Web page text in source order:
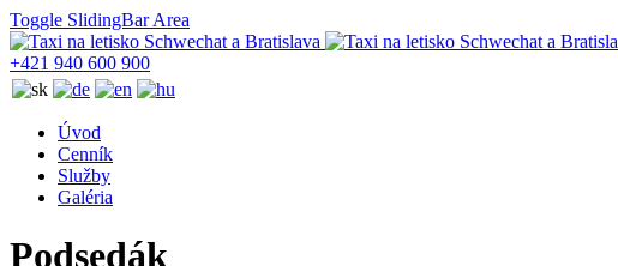
Toggle SlidingBar Area
+421 940 600 900
Úvod
Cenník
Služby
Galéria
Podsedák